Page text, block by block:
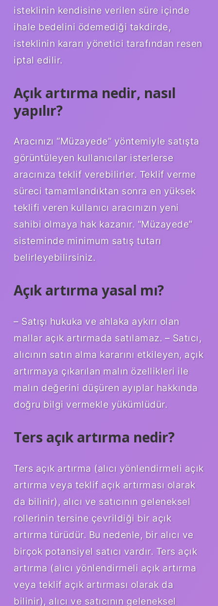
isteklinin kendisine verilen süre içinde
ihale bedelini ödemediği takdirde,
isteklinin kararı yönetici tarafından resen
iptal edilir.
Açık artırma nedir, nasıl
yapılır?
Aracınızı “Müzayede” yöntemiyle satışta
görüntüleyen kullanıcılar isterlerse
aracınıza teklif verebilirler. Teklif verme
süreci tamamlandıktan sonra en yüksek
teklifi veren kullanıcı aracınızın yeni
sahibi olmaya hak kazanır. “Müzayede”
sisteminde minimum satış tutarı
belirleyebilirsiniz.
Açık artırma yasal mı?
– Satışı hukuka ve ahlaka aykırı olan
mallar açık artırmada satılamaz. – Satıcı,
alıcının satın alma kararını etkileyen, açık
artırmaya çıkarılan malın özellikleri ile
malın değerini düşüren ayıplar hakkında
doğru bilgi vermekle yükümlüdür.
Ters açık artırma nedir?
Ters açık artırma (alıcı yönlendirmeli açık
artırma veya teklif açık artırması olarak
da bilinir), alıcı ve satıcının geleneksel
rollerinin tersine çevrildiği bir açık
artırma türüdür. Bu nedenle, bir alıcı ve
birçok potansiyel satıcı vardır. Ters açık
artırma (alıcı yönlendirmeli açık artırma
veya teklif açık artırması olarak da
bilinir), alıcı ve satıcının geleneksel